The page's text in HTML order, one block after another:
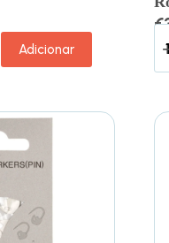
Adicionar
€